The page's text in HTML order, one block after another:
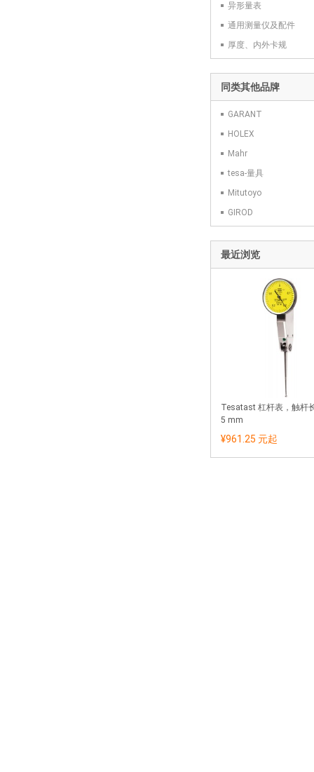
异形量表
通用测量仪及配件
厚度、内外卡规
同类其他品牌
GARANT
HOLEX
Mahr
tesa-量具
Mitutoyo
GIROD
最近浏览
Tesatast 杠杆表，触杆
5 mm
¥961.25 元起